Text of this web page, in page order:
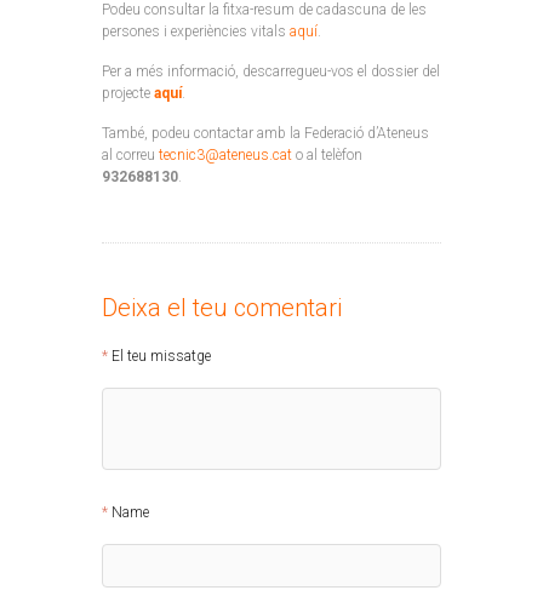
Podeu consultar la fitxa-resum de cadascuna de les
persones i experiències vitals aquí.
Per a més informació, descarregueu-vos el dossier del
projecte aquí.
També, podeu contactar amb la Federació d’Ateneus
al correu tecnic3@ateneus.cat o al telèfon
932688130.
Deixa el teu comentari
El teu missatge
Name